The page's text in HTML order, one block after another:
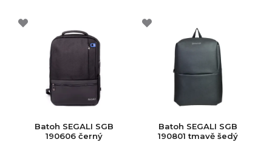
Batoh SEGALI SGB
190606 černý
Batoh SEGALI SGB
190801 tmavě šedý